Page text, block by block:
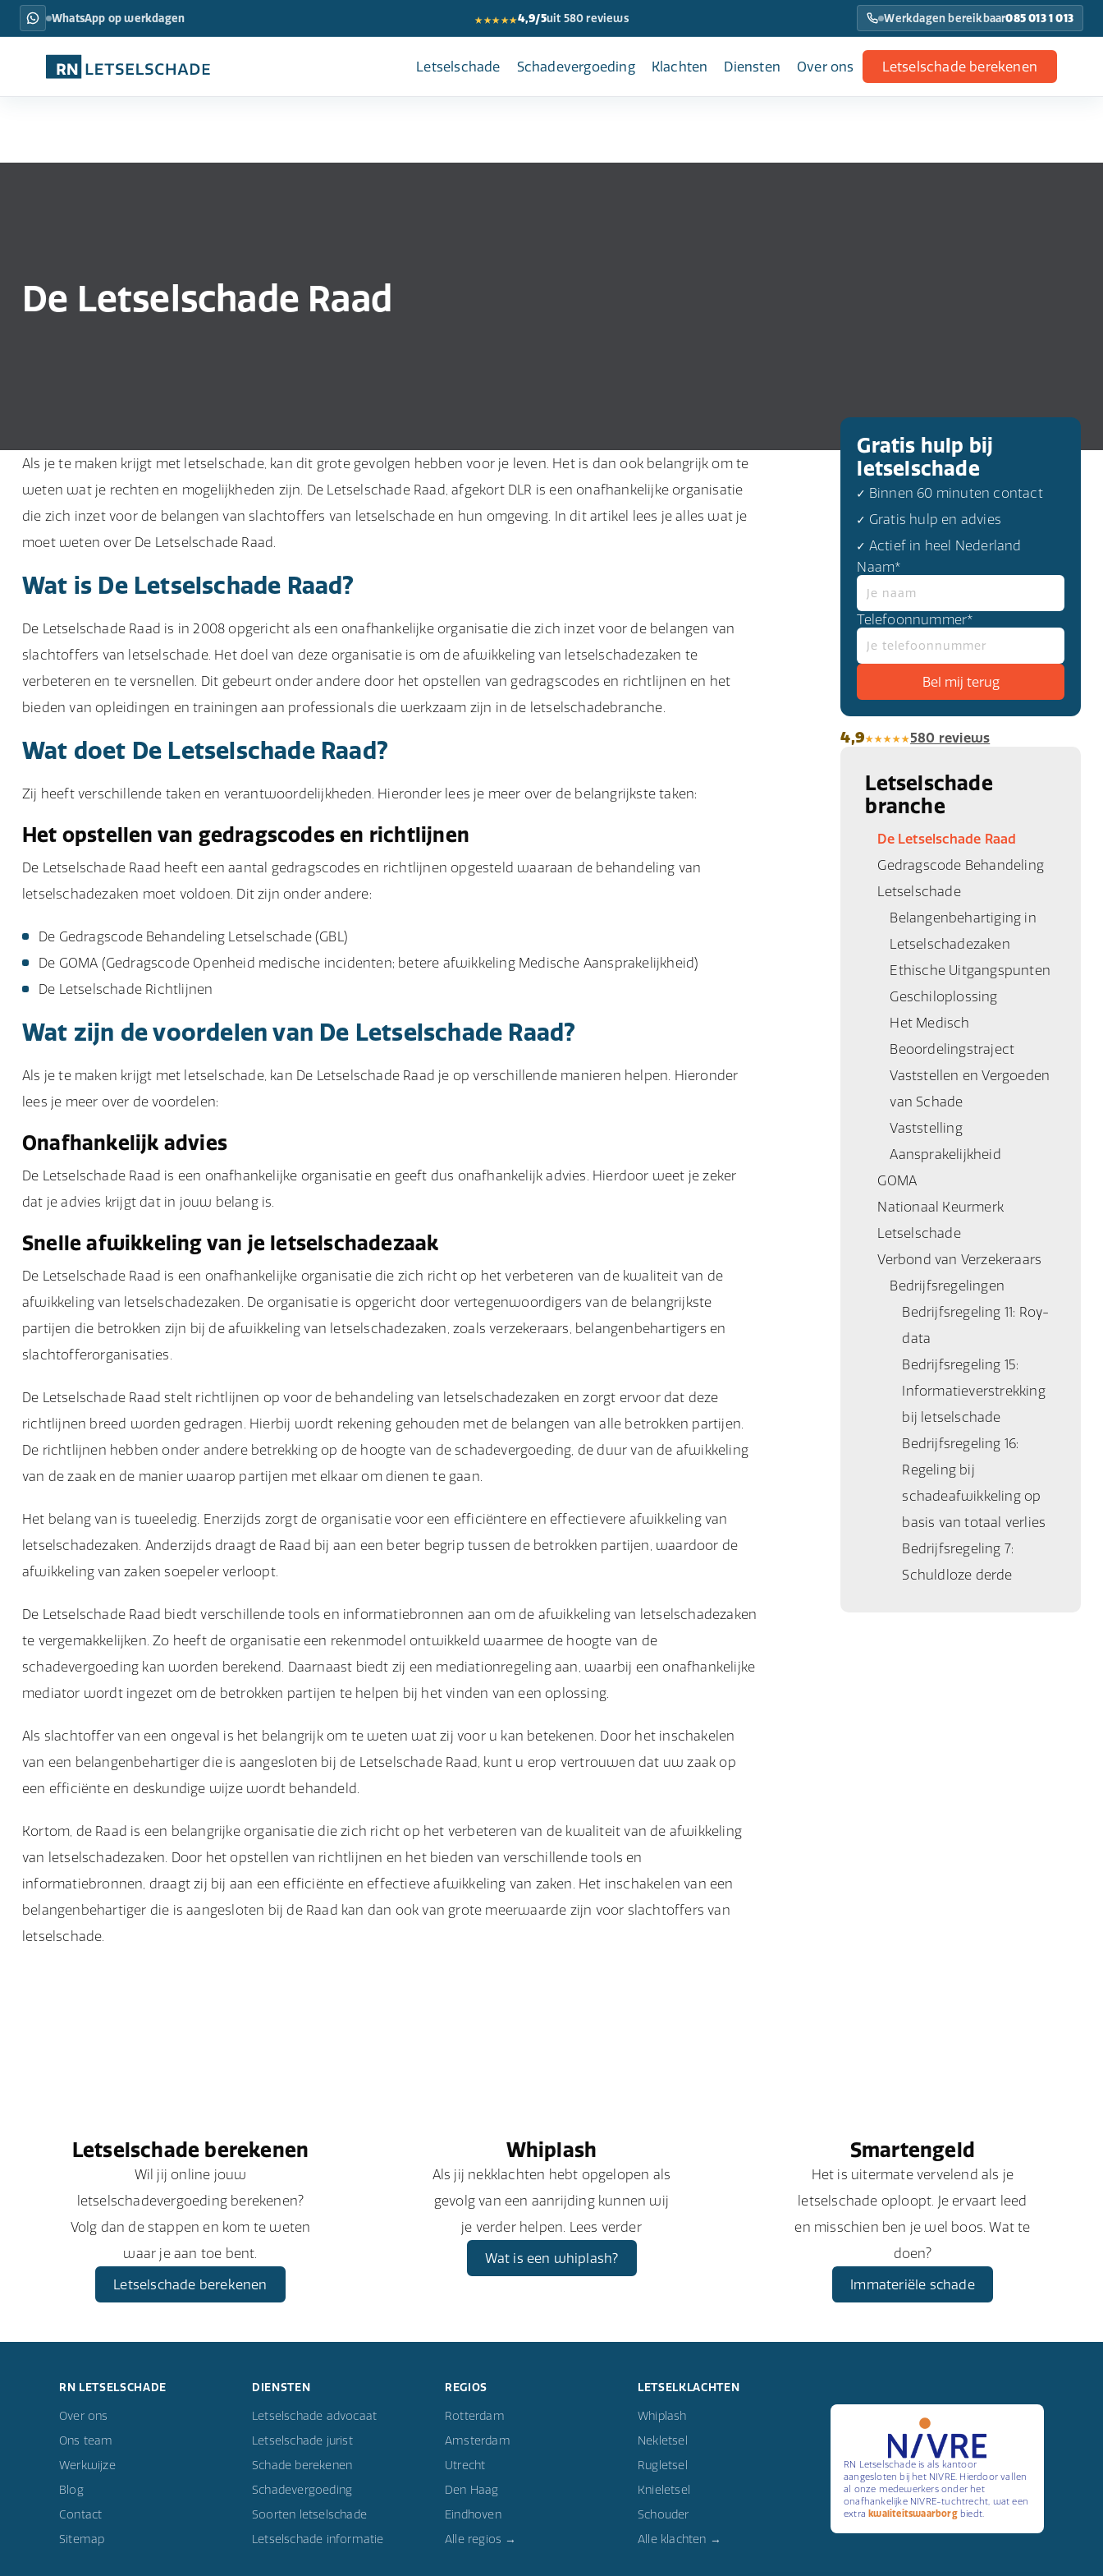
WhatsApp op werkdagen ★★★★★4,9/5uit 580 reviews Werkdagen bereikbaar085 013 1 013
Letselschade Schadevergoeding Klachten Diensten Over ons Letselschade berekenen
De Letselschade Raad
Als je te maken krijgt met letselschade, kan dit grote gevolgen hebben voor je leven. Het is dan ook belangrijk om te
weten wat je rechten en mogelijkheden zijn. De Letselschade Raad, afgekort DLR is een onafhankelijke organisatie
die zich inzet voor de belangen van slachtoffers van letselschade en hun omgeving. In dit artikel lees je alles wat je
moet weten over De Letselschade Raad.
Wat is De Letselschade Raad?
De Letselschade Raad is in 2008 opgericht als een onafhankelijke organisatie die zich inzet voor de belangen van
slachtoffers van letselschade. Het doel van deze organisatie is om de afwikkeling van letselschadezaken te
verbeteren en te versnellen. Dit gebeurt onder andere door het opstellen van gedragscodes en richtlijnen en het
bieden van opleidingen en trainingen aan professionals die werkzaam zijn in de letselschadebranche.
Wat doet De Letselschade Raad?
Zij heeft verschillende taken en verantwoordelijkheden. Hieronder lees je meer over de belangrijkste taken:
Het opstellen van gedragscodes en richtlijnen
De Letselschade Raad heeft een aantal gedragscodes en richtlijnen opgesteld waaraan de behandeling van
letselschadezaken moet voldoen. Dit zijn onder andere:
De Gedragscode Behandeling Letselschade (GBL)
De GOMA (Gedragscode Openheid medische incidenten; betere afwikkeling Medische Aansprakelijkheid)
De Letselschade Richtlijnen
Wat zijn de voordelen van De Letselschade Raad?
Als je te maken krijgt met letselschade, kan De Letselschade Raad je op verschillende manieren helpen. Hieronder
lees je meer over de voordelen:
Onafhankelijk advies
De Letselschade Raad is een onafhankelijke organisatie en geeft dus onafhankelijk advies. Hierdoor weet je zeker
dat je advies krijgt dat in jouw belang is.
Snelle afwikkeling van je letselschadezaak
De Letselschade Raad is een onafhankelijke organisatie die zich richt op het verbeteren van de kwaliteit van de
afwikkeling van letselschadezaken. De organisatie is opgericht door vertegenwoordigers van de belangrijkste
partijen die betrokken zijn bij de afwikkeling van letselschadezaken, zoals verzekeraars, belangenbehartigers en
slachtofferorganisaties.
De Letselschade Raad stelt richtlijnen op voor de behandeling van letselschadezaken en zorgt ervoor dat deze
richtlijnen breed worden gedragen. Hierbij wordt rekening gehouden met de belangen van alle betrokken partijen.
De richtlijnen hebben onder andere betrekking op de hoogte van de schadevergoeding, de duur van de afwikkeling
van de zaak en de manier waarop partijen met elkaar om dienen te gaan.
Het belang van is tweeledig. Enerzijds zorgt de organisatie voor een efficiëntere en effectievere afwikkeling van
letselschadezaken. Anderzijds draagt de Raad bij aan een beter begrip tussen de betrokken partijen, waardoor de
afwikkeling van zaken soepeler verloopt.
De Letselschade Raad biedt verschillende tools en informatiebronnen aan om de afwikkeling van letselschadezaken
te vergemakkelijken. Zo heeft de organisatie een rekenmodel ontwikkeld waarmee de hoogte van de
schadevergoeding kan worden berekend. Daarnaast biedt zij een mediationregeling aan, waarbij een onafhankelijke
mediator wordt ingezet om de betrokken partijen te helpen bij het vinden van een oplossing.
Als slachtoffer van een ongeval is het belangrijk om te weten wat zij voor u kan betekenen. Door het inschakelen
van een belangenbehartiger die is aangesloten bij de Letselschade Raad, kunt u erop vertrouwen dat uw zaak op
een efficiënte en deskundige wijze wordt behandeld.
Kortom, de Raad is een belangrijke organisatie die zich richt op het verbeteren van de kwaliteit van de afwikkeling
van letselschadezaken. Door het opstellen van richtlijnen en het bieden van verschillende tools en
informatiebronnen, draagt zij bij aan een efficiënte en effectieve afwikkeling van zaken. Het inschakelen van een
belangenbehartiger die is aangesloten bij de Raad kan dan ook van grote meerwaarde zijn voor slachtoffers van
letselschade.
Gratis hulp bij
letselschade
✓ Binnen 60 minuten contact
✓ Gratis hulp en advies
✓ Actief in heel Nederland
Naam*
Telefoonnummer*
4,9 580 reviews
Letselschade
branche
De Letselschade Raad
Gedragscode Behandeling
Letselschade
Belangenbehartiging in
Letselschadezaken
Ethische Uitgangspunten
Geschiloplossing
Het Medisch
Beoordelingstraject
Vaststellen en Vergoeden
van Schade
Vaststelling
Aansprakelijkheid
GOMA
Nationaal Keurmerk
Letselschade
Verbond van Verzekeraars
Bedrijfsregelingen
Bedrijfsregeling 11: Roy-
data
Bedrijfsregeling 15:
Informatieverstrekking
bij letselschade
Bedrijfsregeling 16:
Regeling bij
schadeafwikkeling op
basis van totaal verlies
Bedrijfsregeling 7:
Schuldloze derde
Letselschade berekenen
Wil jij online jouw
letselschadevergoeding berekenen?
Volg dan de stappen en kom te weten
waar je aan toe bent.
Letselschade berekenen
Whiplash
Als jij nekklachten hebt opgelopen als
gevolg van een aanrijding kunnen wij
je verder helpen. Lees verder
Wat is een whiplash?
Smartengeld
Het is uitermate vervelend als je
letselschade oploopt. Je ervaart leed
en misschien ben je wel boos. Wat te
doen?
Immateriële schade
RN LETSELSCHADE
Over ons
Ons team
Werkwijze
Blog
Contact
Sitemap
DIENSTEN
Letselschade advocaat
Letselschade jurist
Schade berekenen
Schadevergoeding
Soorten letselschade
Letselschade informatie
REGIOS
Rotterdam
Amsterdam
Utrecht
Den Haag
Eindhoven
Alle regios →
LETSELKLACHTEN
Whiplash
Nekletsel
Rugletsel
Knieletsel
Schouder
Alle klachten →
RN Letselschade is als kantoor
aangesloten bij het NIVRE. Hierdoor vallen
al onze medewerkers onder het
onafhankelijke NIVRE-tuchtrecht, wat een
extra kwaliteitswaarborgbiedt.